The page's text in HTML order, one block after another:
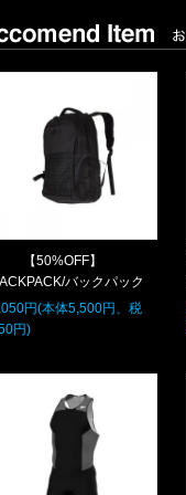
【50%OFF】
バックパック
円(本体5,500円、税
円)